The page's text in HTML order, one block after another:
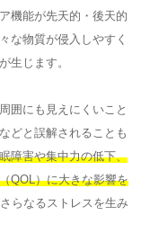
機能が先天的・後天的
な物質が侵入しやすく
生じます。
囲にも見えにくいこと
どと誤解されることも
障害や集中力の低下、
QOL）に大きな影響を
らなるストレスを生み